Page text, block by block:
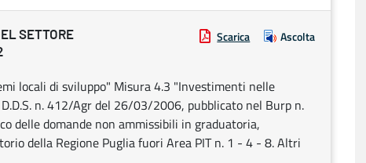
SETTORE
Scarica Ascolta
locali di sviluppo" Misura 4.3 "Investimenti nelle
n. 412/Agr del 26/03/2006, pubblicato nel Burp n.
delle domande non ammissibili in graduatoria,
della Regione Puglia fuori Area PIT n. 1 - 4 - 8. Altri